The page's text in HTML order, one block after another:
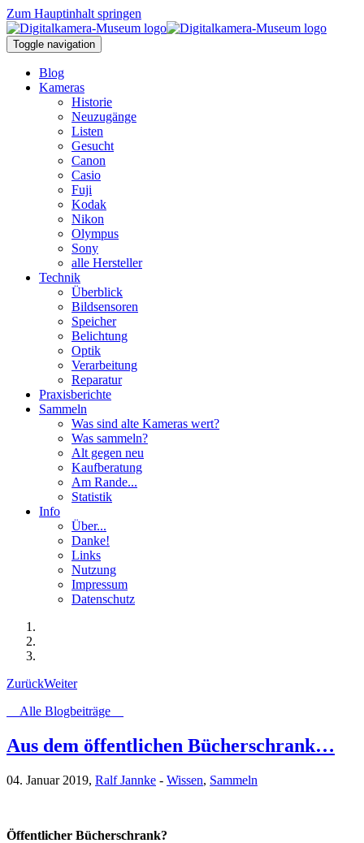
Zum Hauptinhalt springen
Toggle navigation
Blog
Kameras
Historie
Neuzugänge
Listen
Gesucht
Canon
Casio
Fuji
Kodak
Nikon
Olympus
Sony
alle Hersteller
Technik
Überblick
Bildsensoren
Speicher
Belichtung
Optik
Verarbeitung
Reparatur
Praxisberichte
Sammeln
Was sind alte Kameras wert?
Was sammeln?
Alt gegen neu
Kaufberatung
Am Rande...
Statistik
Info
Über...
Danke!
Links
Nutzung
Impressum
Datenschutz
ZurückWeiter
Alle Blogbeiträge
Aus dem öffentlichen Bücherschrank…
04. Januar 2019, Ralf Jannke - Wissen, Sammeln
Öffentlicher Bücherschrank?